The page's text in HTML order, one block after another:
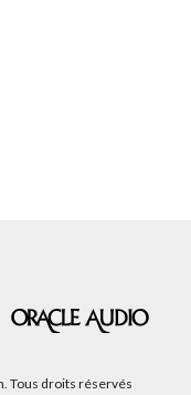
Tous droits réservés